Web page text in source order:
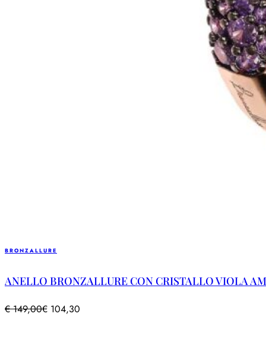
BRONZALLURE
ANELLO BRONZALLURE CON CRISTALLO VIOLA
€149,00€ 104,30